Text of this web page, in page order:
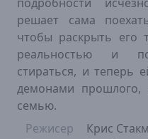
решает сама
чтобы раскрыть его
реальностью и
стираться, и теперь
демонами прошлого,
семью.
Режисер
Крис